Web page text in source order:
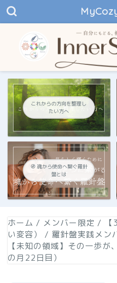
これからの方向を整理し
たい方へ
🧭 魂から使命へ繋ぐ羅針
盤とは
ホーム / メンバー限定 /
い変容）
/ 羅針盤実践メン
【未知の領域】その一歩
の月22日目）